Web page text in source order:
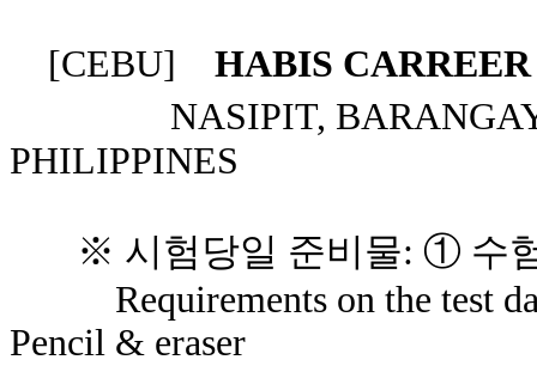
[CEBU] HABIS
NASIPIT,
PHILIPPINES
※ 시험당일 준비물: ① 수
Requirements on the test
Pencil & eraser